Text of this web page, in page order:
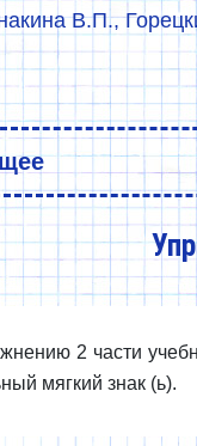
В.П.,
2 части
мягкий знак (ь).